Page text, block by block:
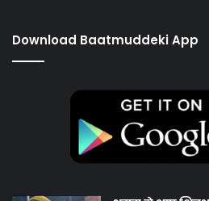
Download Baatmuddeki App